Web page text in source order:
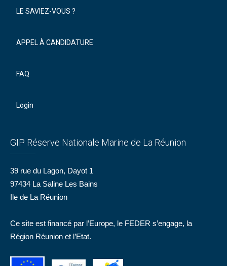
LE SAVIEZ-VOUS ?
APPEL À CANDIDATURE
FAQ
Login
GIP Réserve Nationale Marine de La Réunion
39 rue du Lagon, Dayot 1
97434 La Saline Les Bains
Ile de La Réunion
Ce site est financé par l’Europe, le FEDER s’engage, la
Région Réunion et l’Etat.